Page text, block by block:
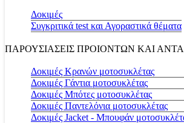
Δοκιμές
Συγκριτικά test και Αγοραστικά θέματα
ΠΑΡΟΥΣΙΑΣΕΙΣ ΠΡΟΙΟΝΤΩΝ ΚΑΙ
Δοκιμές Κρανών μοτοσυκλέτας
Δοκιμές Γάντια μοτοσυκλέτας
Δοκιμές Μπότες μοτοσυκλέτας
Δοκιμές Παντελόνια μοτοσυκλέτας
Δοκιμές Jacket - Μπουφάν